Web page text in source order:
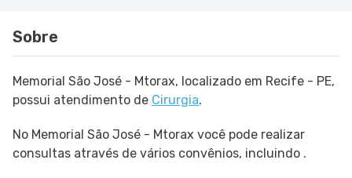
Sobre
Memorial São José - Mtorax, localizado em Recife - PE,
possui atendimento de Cirurgia.
No Memorial São José - Mtorax você pode realizar
consultas através de vários convênios, incluindo .